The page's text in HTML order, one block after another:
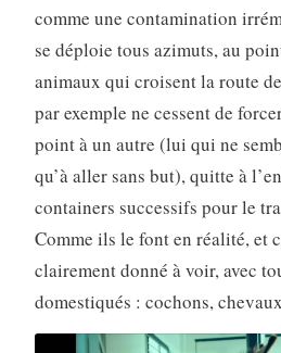
comme une contamination
se déploie tous azimuts, au
animaux qui croisent la route
par exemple ne cessent de
point à un autre (lui qui ne
qu’à aller sans but), quitte à
containers successifs pour le
Comme ils le font en réalité, et
clairement donné à voir, avec
domestiqués : cochons,